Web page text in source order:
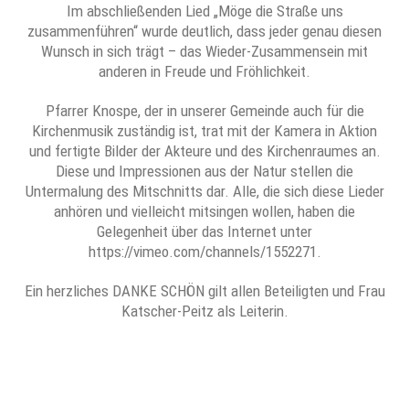
Im abschließenden Lied „Möge die Straße uns
zusammenführen“ wurde deutlich, dass jeder genau diesen
Wunsch in sich trägt – das Wieder-Zusammensein mit
anderen in Freude und Fröhlichkeit.
Pfarrer Knospe, der in unserer Gemeinde auch für die
Kirchenmusik zuständig ist, trat mit der Kamera in Aktion
und fertigte Bilder der Akteure und des Kirchenraumes an.
Diese und Impressionen aus der Natur stellen die
Untermalung des Mitschnitts dar. Alle, die sich diese Lieder
anhören und vielleicht mitsingen wollen, haben die
Gelegenheit über das Internet unter
https://vimeo.com/channels/1552271.
Ein herzliches DANKE SCHÖN gilt allen Beteiligten und Frau
Katscher-Peitz als Leiterin.